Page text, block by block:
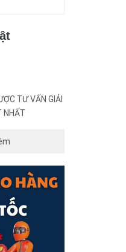
TƯ VẤN GIẢI
NHẤT